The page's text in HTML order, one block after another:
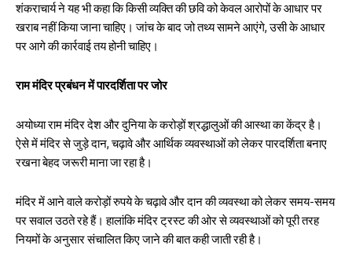
शंकराचार्य ने यह भी कहा कि किसी व्यक्ति की छवि को केवल आरोपों के आधार पर
खराब नहीं किया जाना चाहिए। जांच के बाद जो तथ्य सामने आएंगे, उसी के आधार
पर आगे की कार्रवाई तय होनी चाहिए।
राम मंदिर प्रबंधन में पारदर्शिता पर जोर
अयोध्या राम मंदिर देश और दुनिया के करोड़ों श्रद्धालुओं की आस्था का केंद्र है।
ऐसे में मंदिर से जुड़े दान, चढ़ावे और आर्थिक व्यवस्थाओं को लेकर पारदर्शिता बनाए
रखना बेहद जरूरी माना जा रहा है।
मंदिर में आने वाले करोड़ों रुपये के चढ़ावे और दान की व्यवस्था को लेकर समय-समय
पर सवाल उठते रहे हैं। हालांकि मंदिर ट्रस्ट की ओर से व्यवस्थाओं को पूरी तरह
नियमों के अनुसार संचालित किए जाने की बात कही जाती रही है।